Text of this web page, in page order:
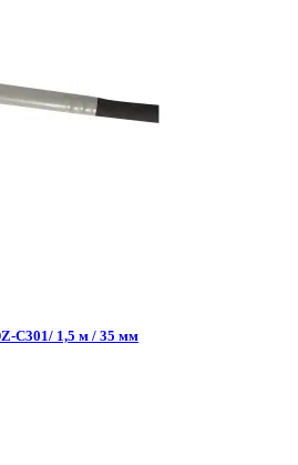
C301/ 1,5 м / 35 мм